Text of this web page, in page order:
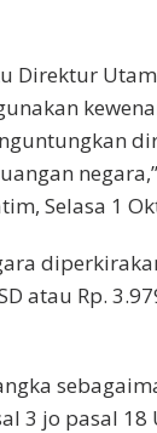
Direktur
Selasa 1
atau Rp.
3 jo pasal